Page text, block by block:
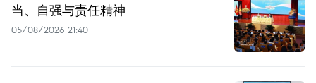
当、自强与责任精神
05/08/2026 21:40